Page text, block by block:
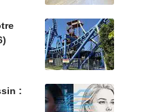
: